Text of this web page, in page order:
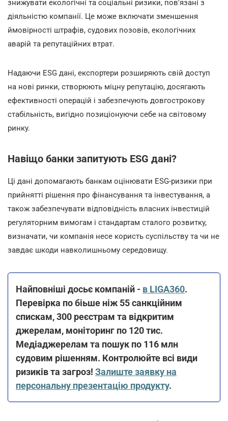
знижувати екологічні та соціальні ризики, пов'язані з
діяльністю компанії. Це може включати зменшення
ймовірності штрафів, судових позовів, екологічних
аварій та репутаційних втрат.
Надаючи ESG дані, експортери розширяють свій доступ
на нові ринки, створюють міцну репутацію, досягають
ефективності операцій і забезпечують довгострокову
стабільність, вигідно позиціонуючи себе на світовому
ринку.
Навіщо банки запитують ESG дані?
Ці дані допомагають банкам оцінювати ESG-ризики при
прийнятті рішення про фінансування та інвестування, а
також забезпечувати відповідність власних інвестицій
регуляторним вимогам і стандартам сталого розвитку,
визначати, чи компанія несе користь суспільству та чи не
завдає шкоди навколишньому середовищу.
Найповніші досьє компаній - в LIGA360.
Перевірка по біьше ніж 55 санкційним
спискам, 300 реєстрам та відкритим
джерелам, моніторинг по 120 тис.
Медіаджерелам та пошук по 116 млн
судовим рішенням. Контролюйте всі види
ризиків та загроз! Залиште заявку на
персональну презентацію продукту.